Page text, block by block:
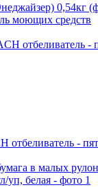
0,54кг
моющих средств
-